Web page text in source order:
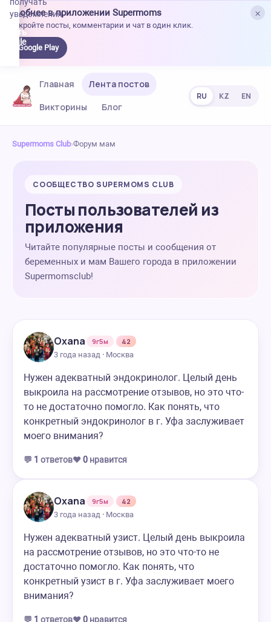
×
Удобнее в приложении Supermoms
Откройте посты, комментарии и чат в один клик.
Google Play
уведомления.
Главная
Лента постов
Викторины
Блог
RU KZ EN
Supermoms Club›Форум мам
СООБЩЕСТВО SUPERMOMS CLUB
Посты пользователей из
приложения
Читайте популярные посты и сообщения от
беременных и мам Вашего города в приложении
Supermomsclub!
Oxana 9г5м
42
3 года назад · Москва
Нужен адекватный эндокринолог. Целый день
выкроила на рассмотрение отзывов, но это что-
то не достаточно помогло. Как понять, что
конкретный эндокринолог в г. Уфа заслуживает
моего внимания?
💬 1 ответов❤️ 0 нравится
Oxana 9г5м
42
3 года назад · Москва
Нужен адекватный узист. Целый день выкроила
на рассмотрение отзывов, но это что-то не
достаточно помогло. Как понять, что
конкретный узист в г. Уфа заслуживает моего
внимания?
💬 1 ответов❤️ 0 нравится